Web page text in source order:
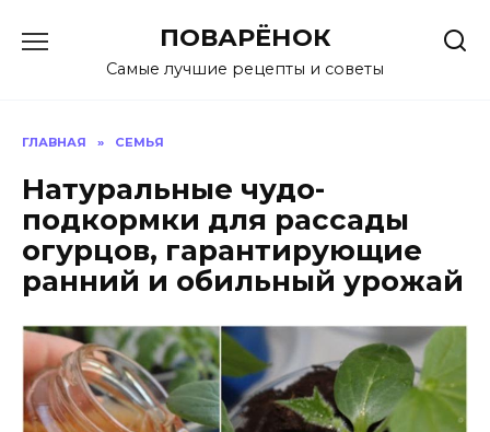
содержанию
ПОВАРЁНОК
Самые лучшие рецепты и советы
ГЛАВНАЯ » СЕМЬЯ
Натуральные чудо-
подкормки для рассады
огурцов, гарантирующие
ранний и обильный урожай